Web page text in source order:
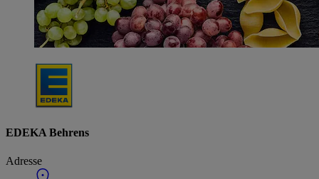
EDEKA Behrens
Adresse